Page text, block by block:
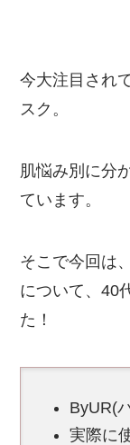
今大注目され
スク。
肌悩み別に分
ています。
そこで今回は
について、40
た！
ByUR(
実際に